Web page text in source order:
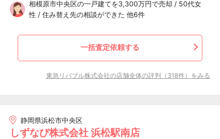
相模原市中央区の一戸建てを3,300万円で売却 / 50代女
性 / 住み替え先の相談ができた 他6件
一括査定依頼する
東急リバブル株式会社の店舗全体の評判（318件）をみる
静岡県浜松市中央区
しずなび株式会社 浜松駅南店